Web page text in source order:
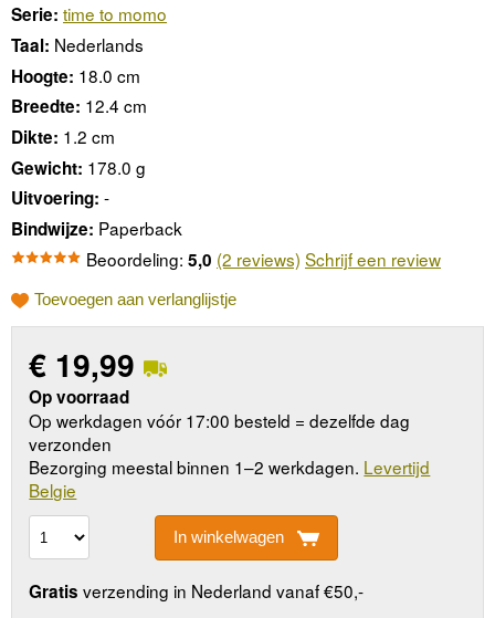
Serie: time to momo
Taal: Nederlands
Hoogte: 18.0 cm
Breedte: 12.4 cm
Dikte: 1.2 cm
Gewicht: 178.0 g
Uitvoering: -
Bindwijze: Paperback
Beoordeling: 5,0 (2 reviews) Schrijf een review
Toevoegen aan verlanglijstje
€ 19,99
Op voorraad
Op werkdagen vóór 17:00 besteld = dezelfde dag
verzonden
Bezorging meestal binnen 1–2 werkdagen. Levertijd
Belgie
In winkelwagen
Gratis verzending in Nederland vanaf €50,-